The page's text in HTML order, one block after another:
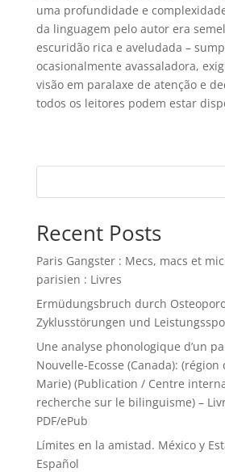
uma profundidade e
da linguagem pelo autor era
escuridão rica e aveludada –
ocasionalmente avassaladora,
visão em paralaxe de atenção e
todos os leitores podem estar
Recent Posts
Paris Gangster : Mecs, macs et
parisien : Livres
Ermüdungsbruch durch
Zyklusstörungen und
Une analyse phonologique d’un
Nouvelle-Ecosse (Canada): (région
Marie) (Publication / Centre
recherche sur le bilinguisme) –
PDF/ePub
Límites en la amistad. México y
Español